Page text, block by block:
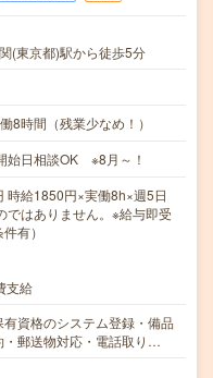
(東京都)駅から徒歩5分
8時間（残業少なめ！）
日相談OK ※8月～！
給1850円×実働8h×週5日
はありません。※給与即受
有）
支給
資格のシステム登録・備品
・郵送物対応・電話取り…